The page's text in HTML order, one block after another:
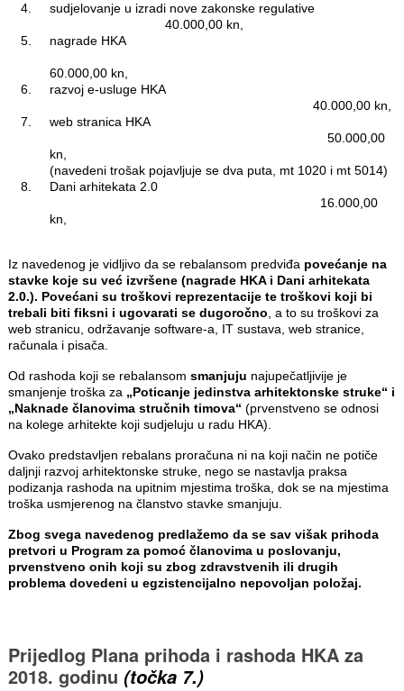
sudjelovanje u izradi nove zakonske regulative
40.000,00 kn,
nagrade HKA
60.000,00 kn,
razvoj e-usluge HKA
40.000,00 kn,
web stranica HKA
50.000,00
kn,
(navedeni trošak pojavljuje se dva puta, mt 1020 i mt 5014)
Dani arhitekata 2.0
16.000,00
kn,
Iz navedenog je vidljivo da se rebalansom predviđa povećanje na
stavke koje su već izvršene (nagrade HKA i Dani arhitekata
2.0.). Povećani su troškovi reprezentacije te troškovi koji bi
trebali biti fiksni i ugovarati se dugoročno , a to su troškovi za
web stranicu, održavanje software-a, IT sustava, web stranice,
računala i pisača.
Od rashoda koji se rebalansom smanjuju najupečatljivije je
smanjenje troška za „Poticanje jedinstva arhitektonske struke“ i
„Naknade članovima stručnih timova“ (prvenstveno se odnosi
na kolege arhitekte koji sudjeluju u radu HKA).
Ovako predstavljen rebalans proračuna ni na koji način ne potiče
daljnji razvoj arhitektonske struke, nego se nastavlja praksa
podizanja rashoda na upitnim mjestima troška, dok se na mjestima
troška usmjerenog na članstvo stavke smanjuju.
Zbog svega navedenog predlažemo da se sav višak prihoda
pretvori u Program za pomoć članovima u poslovanju,
prvenstveno onih koji su zbog zdravstvenih ili drugih
problema dovedeni u egzistencijalno nepovoljan položaj.
Prijedlog Plana prihoda i rashoda HKA za
2018. godinu (točka 7.)